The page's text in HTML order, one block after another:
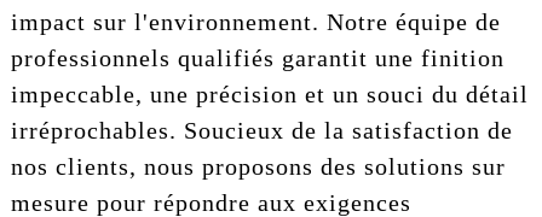
impact sur l'environnement. Notre équipe de
professionnels qualifiés garantit une finition
impeccable, une précision et un souci du détail
irréprochables. Soucieux de la satisfaction de
nos clients, nous proposons des solutions sur
mesure pour répondre aux exigences